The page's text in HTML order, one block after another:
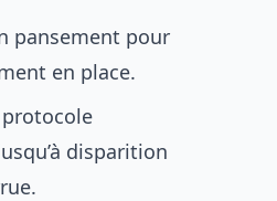
pansement pour
en place.
protocole
disparition